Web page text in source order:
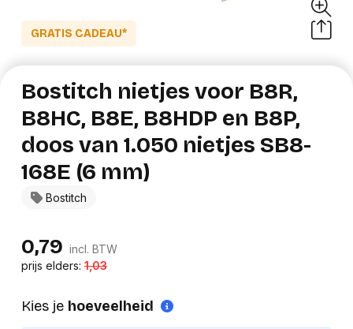
GRATIS CADEAU*
Bostitch
Bostitch nietjes voor B8R,
B8HC, B8E, B8HDP en B8P,
doos van 1.050 nietjes SB8-
168E (6 mm)
0,79 incl. BTW
prijs elders:1,03
Kies je hoeveelheid